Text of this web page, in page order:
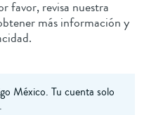
favor, revisa nuestra
más información y
México. Tu cuenta solo